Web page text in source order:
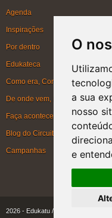
O
a sua
nosso
e
Agenda
Inspirações
Por dentro
Edukateca
Como era, Como ficou, Como
De onde vem, Para onde vai
Faça acontecer
Blog do Circuito
Campanhas
2026 - Edukatu / Instituto Akatu